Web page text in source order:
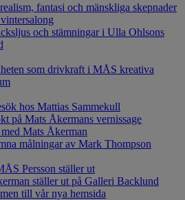
fantasi och mänskliga skepnader
och stämningar i Ulla Ohlsons
som drivkraft i MÅS kreativa
hos Mattias Sammekull
på Mats Åkermans vernissage
Mats Åkerman
målningar av Mark Thompson
Persson ställer ut
ställer ut på Galleri Backlund
till vår nya hemsida